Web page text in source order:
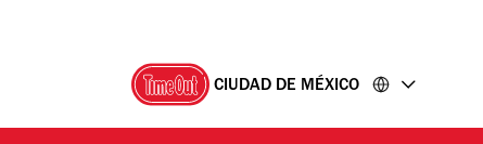
CIUDAD DE MÉXICO